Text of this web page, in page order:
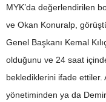
MYK’da değerlendirilen
ve Okan Konuralp,
Genel Başkanı Kemal
olduğunu ve 24 saat
beklediklerini ifade ettiler.
yönetiminden ya da